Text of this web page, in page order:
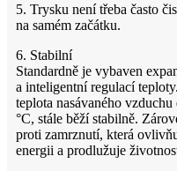
5. Trysku není třeba často
na samém začátku.
6. Stabilní
Standardně je vybaven
a inteligentní regulací
teplota nasávaného
°C, stále běží stabilně.
proti zamrznutí, která
energii a prodlužuje